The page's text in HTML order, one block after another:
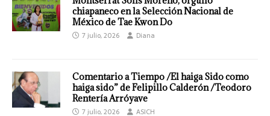
chiapaneco en la Selección Nacional de
México de Tae Kwon Do
7 julio, 2026 Diana
Comentario a Tiempo /El haiga Sido como
haiga sido” de Felipillo Calderón /Teodoro
Rentería Arróyave
7 julio, 2026 ASICH